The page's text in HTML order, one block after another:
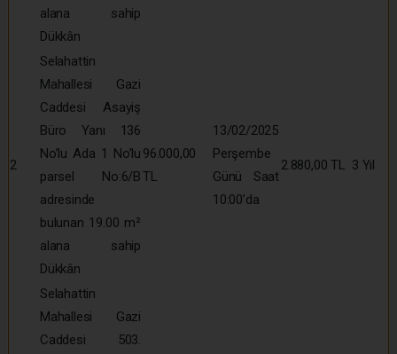
alana sahip
Dükkân
2
Selahattin
Mahallesi Gazi
Caddesi Asayiş
Büro Yanı 136
No’lu Ada 1 No’lu
parsel No:6/B
adresinde
bulunan 19.00 m²
alana sahip
Dükkân
96.000,00
TL
13/02/2025
Perşembe
Günü Saat
10:00’da
2.880,00 TL 3 Yıl
Selahattin
Mahallesi Gazi
Caddesi 503.